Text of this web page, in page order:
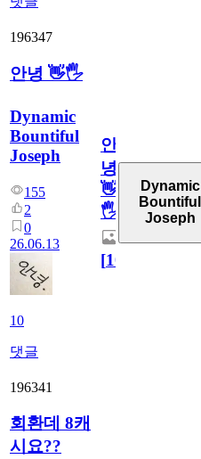
196347
안녕 👋🖐
Dynamic
Bountiful
Joseph
155
2
0
26.06.13
10
댓글
안
녕
👋
🖐
[10
Dynamic
Bountiful
Joseph
196341
회환데 8캐
시요??